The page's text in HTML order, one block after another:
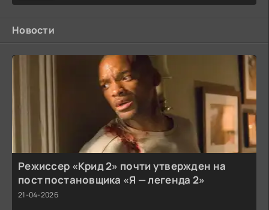
Новости
Режиссер «Крид 2» почти утвержден на
пост постановщика «Я — легенда 2»
21-04-2026